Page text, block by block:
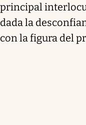
principal
dada la
con la figura del